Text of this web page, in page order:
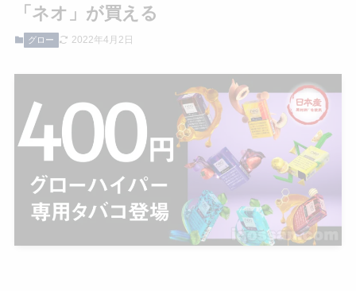
「ネオ」が買える
グロー 2022年4月2日